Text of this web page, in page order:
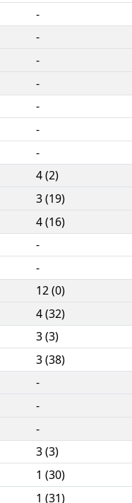
-
-
-
-
-
-
-
4 (2)
3 (19)
4 (16)
-
-
12 (0)
4 (32)
3 (3)
3 (38)
-
-
-
3 (3)
1 (30)
1 (31)